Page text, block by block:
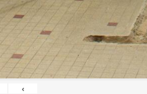
‹